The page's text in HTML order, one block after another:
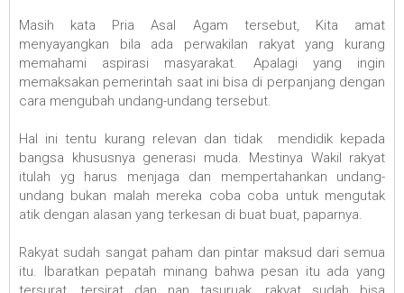
Masih kata Pria Asal Agam tersebut, Kita amat
menyayangkan bila ada perwakilan rakyat yang kurang
memahami aspirasi masyarakat. Apalagi yang ingin
memaksakan pemerintah saat ini bisa di perpanjang dengan
cara mengubah undang-undang tersebut.
Hal ini tentu kurang relevan dan tidak mendidik kepada
bangsa khususnya generasi muda. Mestinya Wakil rakyat
itulah yg harus menjaga dan mempertahankan undang-
undang bukan malah mereka coba coba untuk mengutak
atik dengan alasan yang terkesan di buat buat, paparnya.
Rakyat sudah sangat paham dan pintar maksud dari semua
itu. Ibaratkan pepatah minang bahwa pesan itu ada yang